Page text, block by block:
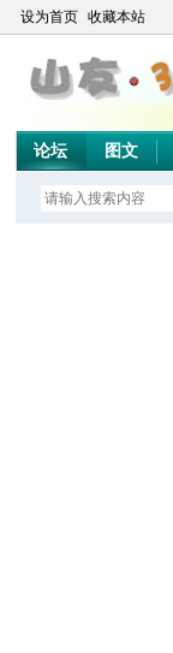
设为首页 收藏本站
论坛 图文